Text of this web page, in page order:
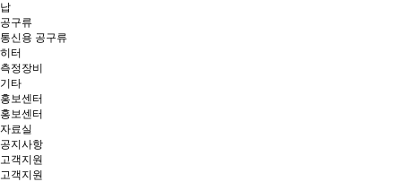
납
공구류
통신용 공구류
히터
측정장비
기타
홍보센터
홍보센터
자료실
공지사항
고객지원
고객지원